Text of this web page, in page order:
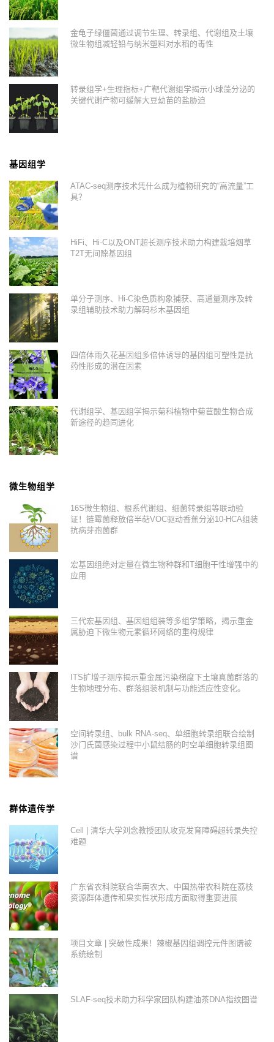
金龟子绿僵菌通过调节生理、转录组、代谢组及土壤
微生物组减轻铅与纳米塑料对水稻的毒性
转录组学+生理指标+广靶代谢组学揭示小球藻分泌的
关键代谢产物可缓解大豆幼苗的盐胁迫
基因组学
ATAC-seq测序技术凭什么成为植物研究的“高流量”工
具？
HiFi、Hi-C以及ONT超长测序技术助力构建栽培烟草
T2T无间隙基因组
单分子测序、Hi-C染色质构象捕获、高通量测序及转
录组辅助技术助力解码杉木基因组
四倍体雨久花基因组多倍体诱导的基因组可塑性是抗
药性形成的潜在因素
代谢组学、基因组学揭示菊科植物中菊苣酸生物合成
新途径的趋同进化
微生物组学
16S微生物组、根系代谢组、细菌转录组等联动验
证！链霉菌释放倍半萜VOC驱动香蕉分泌10-HCA组装
抗病芽孢菌群
宏基因组绝对定量在微生物种群和T细胞干性增强中的
应用
三代宏基因组、基因组组装等多组学策略，揭示重金
属胁迫下微生物元素循环网络的重构规律
ITS扩增子测序揭示重金属污染梯度下土壤真菌群落的
生物地理分布、群落组装机制与功能适应性变化。
空间转录组、bulk RNA-seq、单细胞转录组联合绘制
沙门氏菌感染过程中小鼠结肠的时空单细胞转录组图
谱
群体遗传学
Cell | 清华大学刘念教授团队攻克发育障碍超转录失控
难题
广东省农科院联合华南农大、中国热带农科院在荔枝
资源群体遗传和果实性状形成方面取得重要进展
项目文章 | 突破性成果！辣椒基因组调控元件图谱被
系统绘制
SLAF-seq技术助力科学家团队构建油茶DNA指纹图谱